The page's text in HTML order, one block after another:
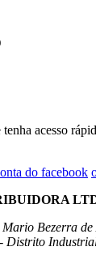
acesso
do facebook
Mario Bezerra
Distrito